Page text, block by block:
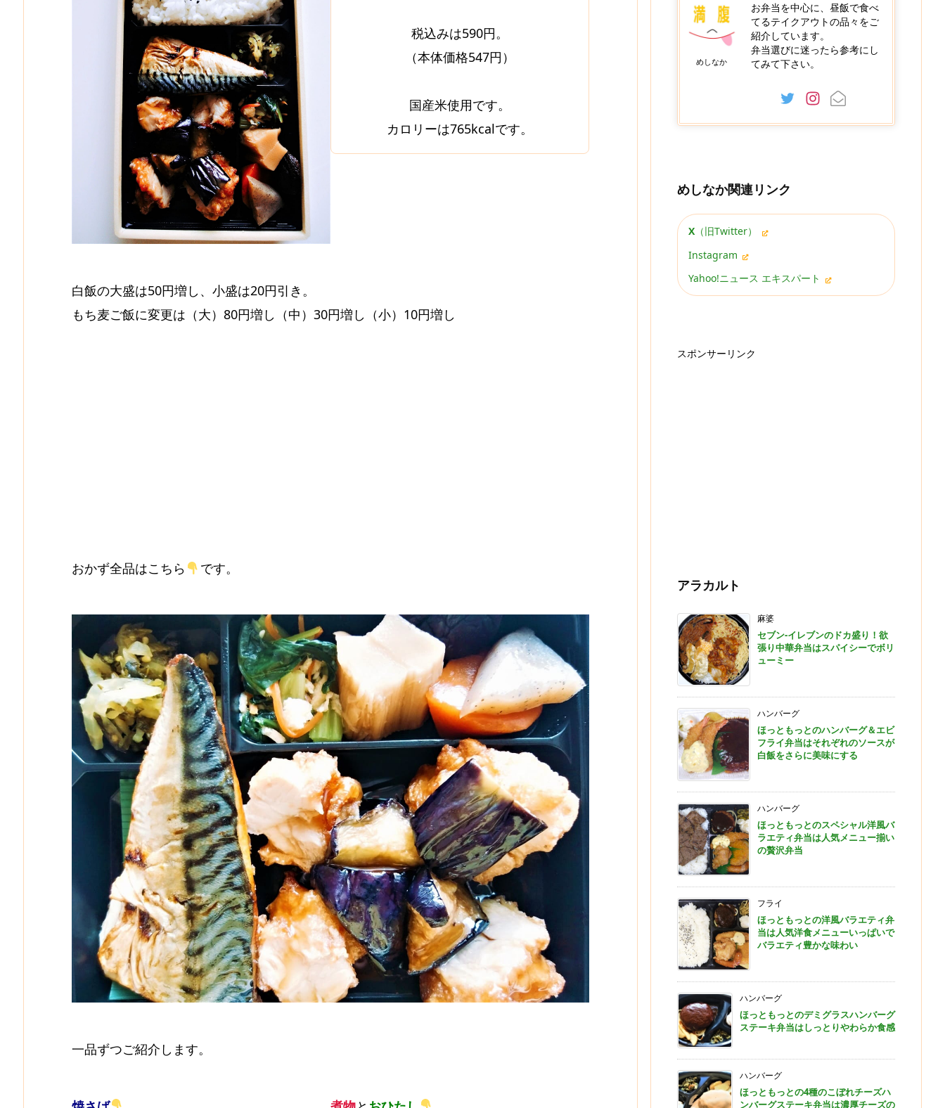
税込みは590円。
（本体価格547円）
国産米使用です。
カロリーは765kcalです。
白飯の大盛は50円増し、小盛は20円引き。
もち麦ご飯に変更は（大）80円増し（中）30円増し（小）10円増し
おかず全品はこちら です。
一品ずつご紹介します。
めしなか
お弁当を中心に、昼飯で食べ
てるテイクアウトの品々をご
紹介しています。
弁当選びに迷ったら参考にし
てみて下さい。
めしなか関連リンク
X （旧Twitter）
Instagram
Yahoo!ニュース エキスパート
スポンサーリンク
アラカルト
麻婆
セブン-イレブンのドカ盛り！欲
張り中華弁当はスパイシーでボリ
ューミー
ハンバーグ
ほっともっとのハンバーグ＆エビ
フライ弁当はそれぞれのソースが
白飯をさらに美味にする
ハンバーグ
ほっともっとのスペシャル洋風バ
ラエティ弁当は人気メニュー揃い
の贅沢弁当
フライ
ほっともっとの洋風バラエティ弁
当は人気洋食メニューいっぱいで
バラエティ豊かな味わい
ハンバーグ
ほっともっとのデミグラスハンバーグ
ステーキ弁当はしっとりやわらか食感
ハンバーグ
ほっともっとの4種のこぼれチーズハ
ンバーグステーキ弁当は濃厚チーズの